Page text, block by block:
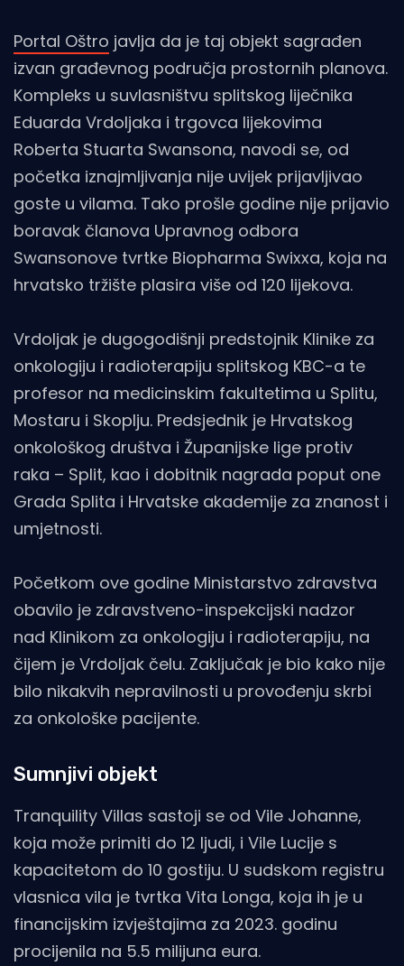
Portal Oštro javlja da je taj objekt sagrađen
izvan građevnog područja prostornih planova.
Kompleks u suvlasništvu splitskog liječnika
Eduarda Vrdoljaka i trgovca lijekovima
Roberta Stuarta Swansona, navodi se, od
početka iznajmljivanja nije uvijek prijavljivao
goste u vilama. Tako prošle godine nije prijavio
boravak članova Upravnog odbora
Swansonove tvrtke Biopharma Swixxa, koja na
hrvatsko tržište plasira više od 120 lijekova.
Vrdoljak je dugogodišnji predstojnik Klinike za
onkologiju i radioterapiju splitskog KBC-a te
profesor na medicinskim fakultetima u Splitu,
Mostaru i Skoplju. Predsjednik je Hrvatskog
onkološkog društva i Županijske lige protiv
raka – Split, kao i dobitnik nagrada poput one
Grada Splita i Hrvatske akademije za znanost i
umjetnosti.
Početkom ove godine Ministarstvo zdravstva
obavilo je zdravstveno-inspekcijski nadzor
nad Klinikom za onkologiju i radioterapiju, na
čijem je Vrdoljak čelu. Zaključak je bio kako nije
bilo nikakvih nepravilnosti u provođenju skrbi
za onkološke pacijente.
Sumnjivi objekt
Tranquility Villas sastoji se od Vile Johanne,
koja može primiti do 12 ljudi, i Vile Lucije s
kapacitetom do 10 gostiju. U sudskom registru
vlasnica vila je tvrtka Vita Longa, koja ih je u
financijskim izvještajima za 2023. godinu
procijenila na 5.5 milijuna eura.